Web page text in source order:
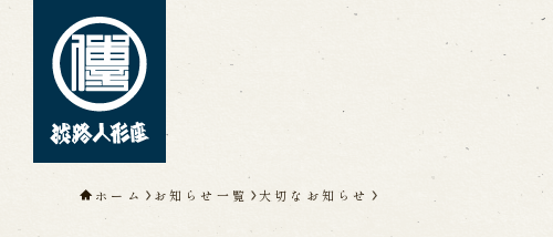
淡路人形座について
ホーム お知らせ一覧 大切なお知らせ